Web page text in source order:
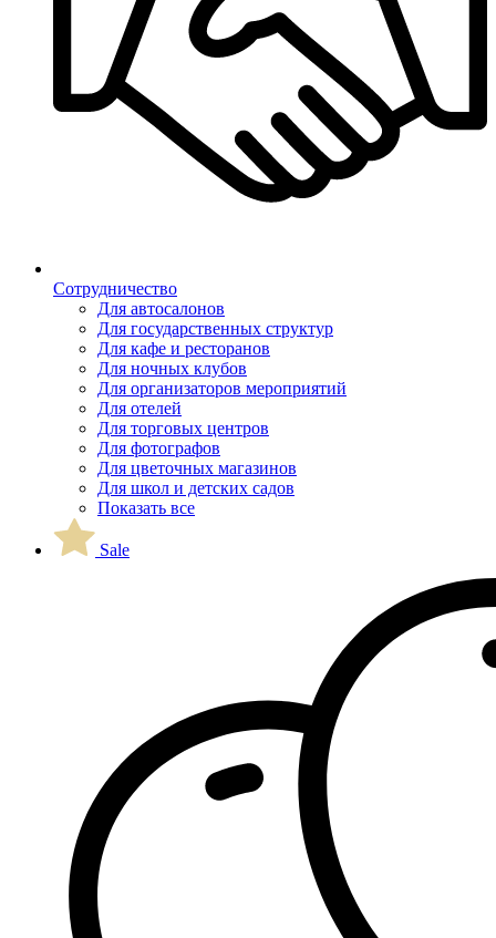
Сотрудничество
Для автосалонов
Для государственных структур
Для кафе и ресторанов
Для ночных клубов
Для организаторов мероприятий
Для отелей
Для торговых центров
Для фотографов
Для цветочных магазинов
Для школ и детских садов
Показать все
Sale